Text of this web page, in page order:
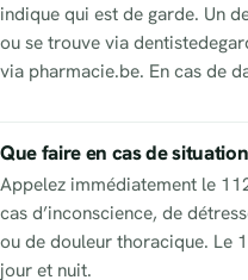
indique qui est de garde. Un
ou se trouve via
via pharmacie.be. En cas de
Que faire en cas de
Appelez immédiatement le
cas d’inconscience, de
ou de douleur thoracique. Le
jour et nuit.